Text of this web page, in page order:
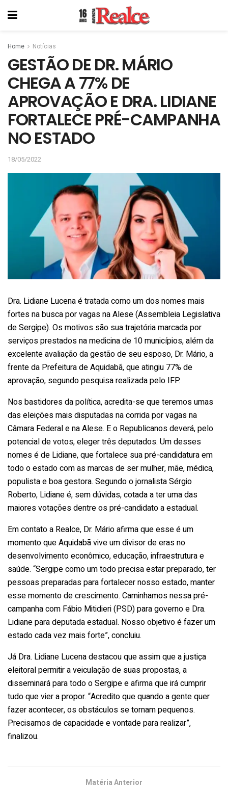
Home Notícias
GESTÃO DE DR. MÁRIO
CHEGA A 77% DE
APROVAÇÃO E DRA. LIDIANE
FORTALECE PRÉ-CAMPANHA
NO ESTADO
18/05/2022
Dra. Lidiane Lucena é tratada como um dos nomes mais
fortes na busca por vagas na Alese (Assembleia Legislativa
de Sergipe). Os motivos são sua trajetória marcada por
serviços prestados na medicina de 10 municípios, além da
excelente avaliação da gestão de seu esposo, Dr. Mário, a
frente da Prefeitura de Aquidabã, que atingiu 77% de
aprovação, segundo pesquisa realizada pelo IFP.
Nos bastidores da política, acredita-se que teremos umas
das eleições mais disputadas na corrida por vagas na
Câmara Federal e na Alese. E o Republicanos deverá, pelo
potencial de votos, eleger três deputados. Um desses
nomes é de Lidiane, que fortalece sua pré-candidatura em
todo o estado com as marcas de ser mulher, mãe, médica,
populista e boa gestora. Segundo o jornalista Sérgio
Roberto, Lidiane é, sem dúvidas, cotada a ter uma das
maiores votações dentre os pré-candidato a estadual.
Em contato a Realce, Dr. Mário afirma que esse é um
momento que Aquidabã vive um divisor de eras no
desenvolvimento econômico, educação, infraestrutura e
saúde. “Sergipe como um todo precisa estar preparado, ter
pessoas preparadas para fortalecer nosso estado, manter
esse momento de crescimento. Caminhamos nessa pré-
campanha com Fábio Mitidieri (PSD) para governo e Dra.
Lidiane para deputada estadual. Nosso objetivo é fazer um
estado cada vez mais forte”, concluiu.
Já Dra. Lidiane Lucena destacou que assim que a justiça
eleitoral permitir a veiculação de suas propostas, a
disseminará para todo o Sergipe e afirma que irá cumprir
tudo que vier a propor. “Acredito que quando a gente quer
fazer acontecer, os obstáculos se tornam pequenos.
Precisamos de capacidade e vontade para realizar”,
finalizou.
Matéria Anterior